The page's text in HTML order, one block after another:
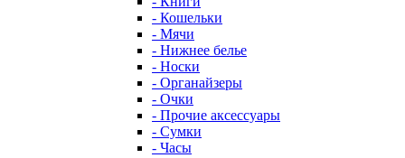
- Кошельки
- Мячи
- Нижнее белье
- Носки
- Органайзеры
- Очки
- Прочие аксессуары
- Сумки
- Часы